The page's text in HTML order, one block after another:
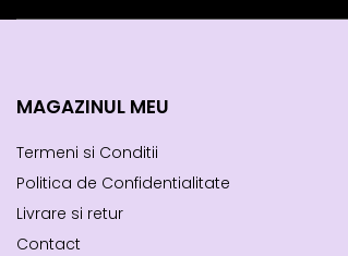
MAGAZINUL MEU
Termeni si Conditii
Politica de Confidentialitate
Livrare si retur
Contact